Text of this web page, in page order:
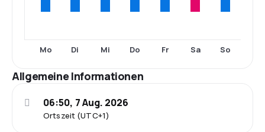
Mo Di Mi Do Fr Sa So
Allgemeine Informationen
Ortszeit (UTC+1)
06:50, 7 Aug. 2026